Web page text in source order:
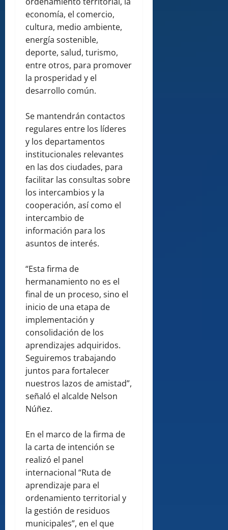
economía, el comercio,
cultura, medio ambiente,
energía sostenible,
deporte, salud, turismo,
entre otros, para promover
la prosperidad y el
desarrollo común.
Se mantendrán contactos
regulares entre los líderes
y los departamentos
institucionales relevantes
en las dos ciudades, para
facilitar las consultas sobre
los intercambios y la
cooperación, así como el
intercambio de
información para los
asuntos de interés.
“Esta firma de
hermanamiento no es el
final de un proceso, sino el
inicio de una etapa de
implementación y
consolidación de los
aprendizajes adquiridos.
Seguiremos trabajando
juntos para fortalecer
nuestros lazos de amistad”,
señaló el alcalde Nelson
Núñez.
En el marco de la firma de
la carta de intención se
realizó el panel
internacional “Ruta de
aprendizaje para el
ordenamiento territorial y
la gestión de residuos
municipales”, en el que